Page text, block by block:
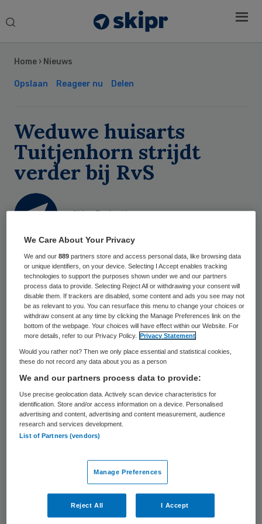
Search
Home › Nieuws
Opslaan Reageer nu Delen
Weduwe huisarts
Tuitjenhorn strijdt
verder bij RvS
Skipr Redactie
41 keer gelezen
De weduwe van huisarts Tromp uit
Tuitjenhorn is het niet eens met het oordeel
van de bestuursrechter dat haar man in
2013 terecht is geschorst. Ze eist
eerherstel voor haar man en is naar de Raad
van State gestapt, zo heeft haar advocaat
laten weten.
Huisarts Tromp gaf in 2013 een
terminaal zieke patiënt. Die overleed kort
daarna. De Inspectie voor de
Gezondheidszorg (IGZ) oordeelde dat
Tromp fout zat en stelde hem op non-
Sidebar
We Care About Your Privacy
We and our889 partners store and access personal data, like browsing data
or unique identifiers, on your device. Selecting I Accept enables tracking
technologies to support the purposes shown under we and our partners
process data to provide. Selecting Reject All or withdrawing your consent will
disable them. If trackers are disabled, some content and ads you see may not
be as relevant to you. You can resurface this menu to change your choices or
withdraw consent at any time by clicking the Manage Preferences link on the
bottom of the webpage. Your choices will have effect within our Website. For
more details, refer to our Privacy Policy.
Privacy Statement
Would you rather not? Then we only place essential and statistical cookies,
these do not record any data about you as a person
We and our partners process data to provide:
Use precise geolocation data. Actively scan device characteristics for
identification. Store and/or access information on a device. Personalised
advertising and content, advertising and content measurement, audience
research and services development.
List of Partners (vendors)
Manage Preferences
Reject All I Accept